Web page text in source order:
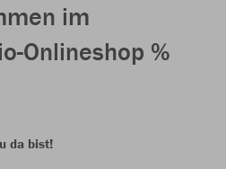
im
Onlineshop %
da bist!